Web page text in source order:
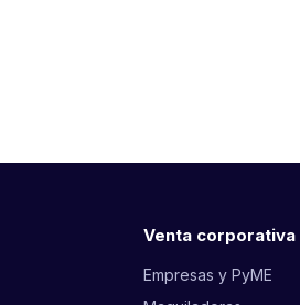
Venta corporativa
Empresas y PyME